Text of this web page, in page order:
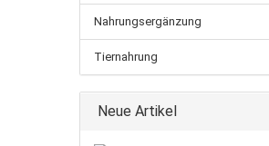
Nahrungsergänzung
Tiernahrung
Neue Artikel